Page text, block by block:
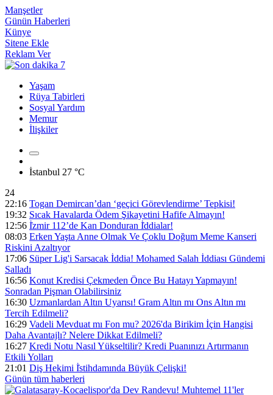
Manşetler
Günün Haberleri
Künye
Sitene Ekle
Reklam Ver
Yaşam
Rüya Tabirleri
Sosyal Yardım
Memur
İlişkiler
İstanbul 27 °C
24
22:16 Togan Demircan’dan ‘geçici Görevlendirme’ Tepkisi!
19:32 Sıcak Havalarda Ödem Şikayetini Hafife Almayın!
12:56 İ̇zmir 112’de Kan Donduran İ̇ddialar!
08:03 Erken Yaşta Anne Olmak Ve Çoklu Doğum Meme Kanseri
Riskini Azaltıyor
17:06 Süper Lig'i Sarsacak İddia! Mohamed Salah İddiası Gündemi
Salladı
16:56 Konut Kredisi Çekmeden Önce Bu Hatayı Yapmayın!
Sonradan Pişman Olabilirsiniz
16:30 Uzmanlardan Altın Uyarısı! Gram Altın mı Ons Altın mı
Tercih Edilmeli?
16:29 Vadeli Mevduat mı Fon mu? 2026'da Birikim İçin Hangisi
Daha Avantajlı? Nelere Dikkat Edilmeli?
16:27 Kredi Notu Nasıl Yükseltilir? Kredi Puanınızı Artırmanın
Etkili Yolları
21:01 Diş Hekimi İ̇stihdamında Büyük Çelişki!
Günün tüm haberleri